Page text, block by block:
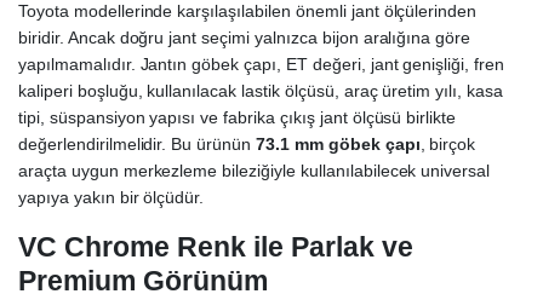
Toyota modellerinde karşılaşılabilen önemli jant ölçülerinden
biridir. Ancak doğru jant seçimi yalnızca bijon aralığına göre
yapılmamalıdır. Jantın göbek çapı, ET değeri, jant genişliği, fren
kaliperi boşluğu, kullanılacak lastik ölçüsü, araç üretim yılı, kasa
tipi, süspansiyon yapısı ve fabrika çıkış jant ölçüsü birlikte
değerlendirilmelidir. Bu ürünün73.1 mm göbek çapı , birçok
araçta uygun merkezleme bileziğiyle kullanılabilecek universal
yapıya yakın bir ölçüdür.
VC Chrome Renk ile Parlak ve
Premium Görünüm